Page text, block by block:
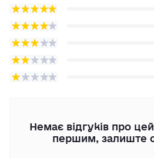
Немає відгуків про
першим, залиште